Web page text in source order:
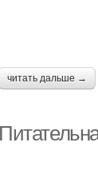
читать дальше →